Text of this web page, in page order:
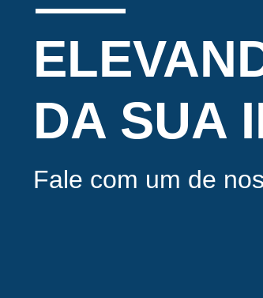
DA SUA
Fale com um de